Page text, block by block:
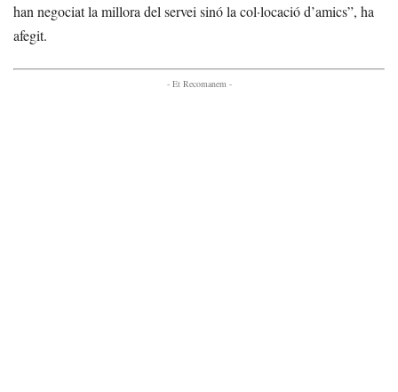
han negociat la millora del servei sinó la col·locació d’amics”, ha
afegit.
- Et Recomanem -